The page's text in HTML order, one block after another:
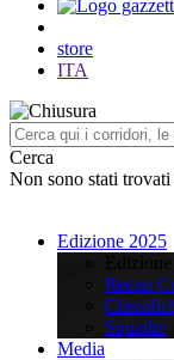
store
ITA
Cerca
Non sono stati
Edizione 2025
Recap
Squadre
Media